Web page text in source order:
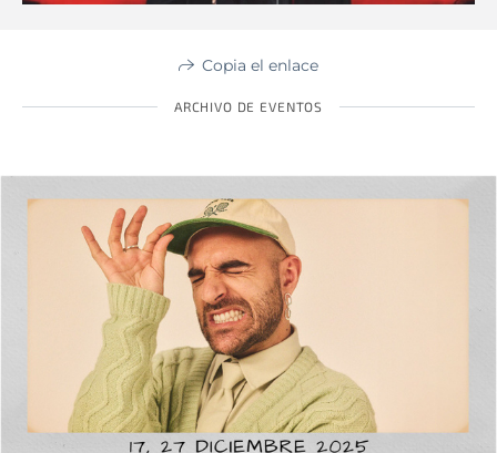
Copia el enlace
ARCHIVO DE EVENTOS